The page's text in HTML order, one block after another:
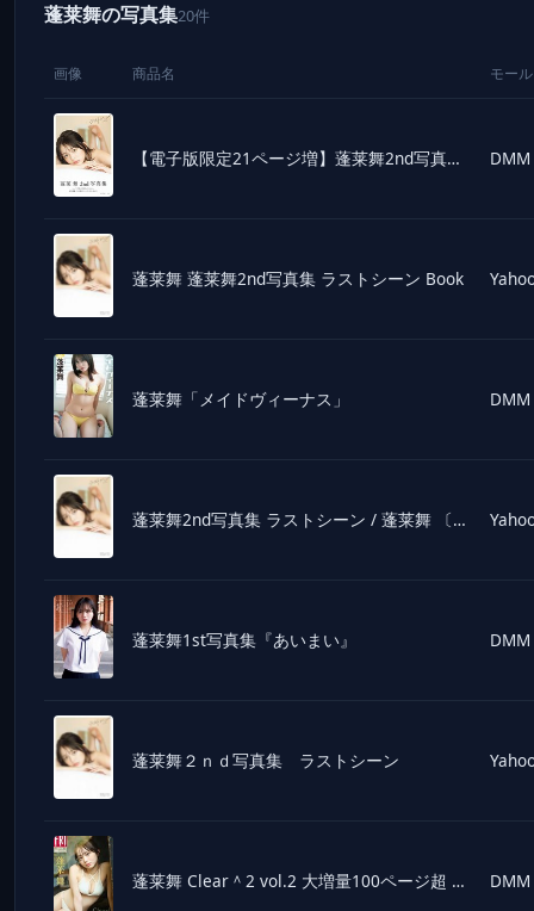
蓬莱舞の写真集20件
画像 商品名 モール
【電子版限定21ページ増】蓬莱舞2nd写真集 ラストシーン DMM
蓬莱舞 蓬莱舞2nd写真集 ラストシーン Book
蓬莱舞「メイドヴィーナス」 DMM
蓬莱舞2nd写真集 ラストシーン / 蓬莱舞 〔本〕
蓬莱舞1st写真集『あいまい』 DMM
蓬莱舞２ｎｄ写真集 ラストシーン
蓬莱舞 Clear＾2 vol.2 大増量100ページ超 FRIDAYデジタル写真集 DMM